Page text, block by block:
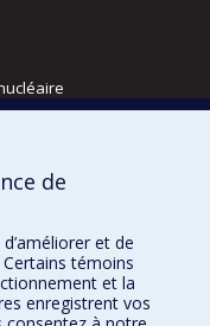
de
et de
témoins
et la
enregistrent vos